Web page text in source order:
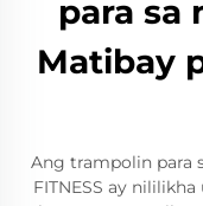
para sa
Matibay
Ang trampolin para
FITNESS ay